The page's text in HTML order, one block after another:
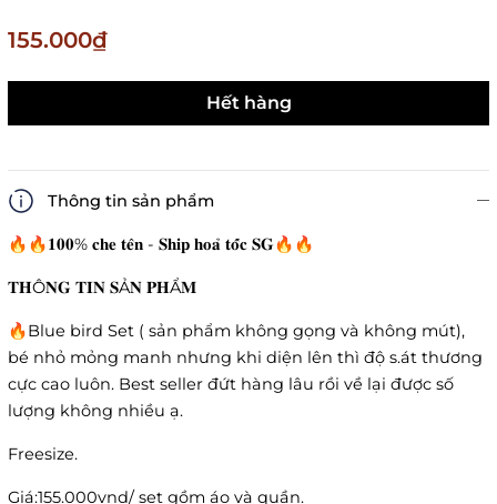
155.000₫
Hết hàng
Thông tin sản phẩm
🔥🔥𝟏𝟎𝟎% 𝐜𝐡𝐞 𝐭𝐞̂𝐧 - 𝐒𝐡𝐢𝐩 𝐡𝐨𝐚̉ 𝐭𝐨̂́𝐜 𝐒𝐆🔥🔥
𝐓𝐇Ô𝐍𝐆 𝐓𝐈𝐍 𝐒Ả𝐍 𝐏𝐇Ẩ𝐌
🔥Blue bird Set ( sản phẩm không gọng và không mút),
bé nhỏ mỏng manh nhưng khi diện lên thì độ s.át thương
cực cao luôn. Best seller đứt hàng lâu rồi về lại được số
lượng không nhiều ạ.
Freesize.
Giá:155.000vnd/ set gồm áo và quần.